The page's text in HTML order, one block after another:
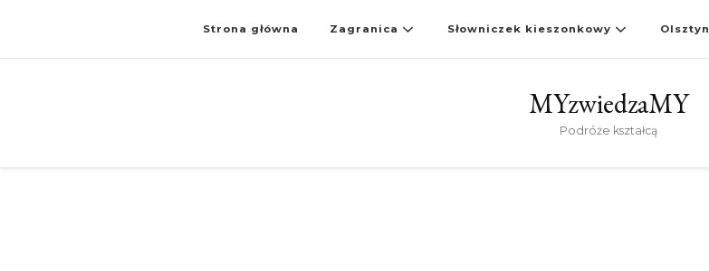
Strona główna Zagranica Słowniczek kieszonkowy Olsztyn
MYzwiedzaMY
Podróże kształcą